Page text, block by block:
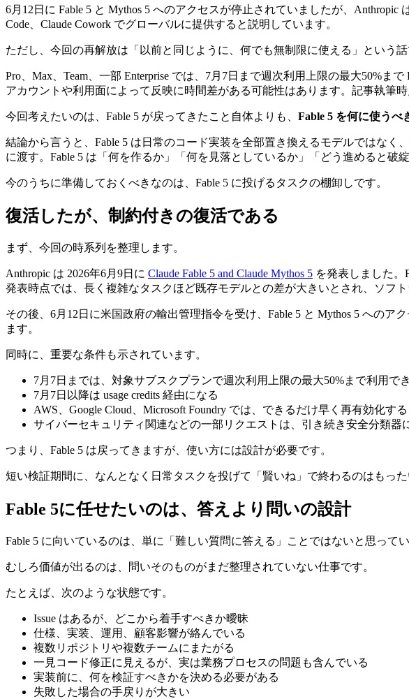
6月12日に Fable 5 と Mythos 5 へのアクセスが停止されていましたが、Anthropic
Code、Claude Cowork でグローバルに提供すると説明しています。
ただし、今回の再解放は「以前と同じように、何でも無制限に使える」という話
Pro、Max、Team、一部 Enterprise では、7月7日まで週次利用上限の最大50%ま
アカウントや利用面によって反映に時間差がある可能性はあります。記事執筆
今回考えたいのは、Fable 5 が戻ってきたこと自体よりも、 Fable 5 を何に使うべ
結論から言うと、Fable 5 は日常のコード実装を全部置き換えるモデルではな
に渡す。Fable 5 は「何を作るか」「何を見落としているか」「どう進めると破
今のうちに準備しておくべきなのは、Fable 5 に投げるタスクの棚卸しです。
復活したが、制約付きの復活である
まず、今回の時系列を整理します。
Anthropic は 2026年6月9日に Claude Fable 5 and Claude Mythos 5 を発表しました。
発表時点では、長く複雑なタスクほど既存モデルとの差が大きいとされ、ソフ
その後、6月12日に米国政府の輸出管理指令を受け、Fable 5 と Mythos 5 への
ます。
同時に、重要な条件も示されています。
7月7日までは、対象サブスクプランで週次利用上限の最大50%まで利用で
7月7日以降は usage credits 経由になる
AWS、Google Cloud、Microsoft Foundry では、できるだけ早く再有効化す
サイバーセキュリティ関連などの一部リクエストは、引き続き安全分類器
つまり、Fable 5 は戻ってきますが、使い方には設計が必要です。
短い検証期間に、なんとなく日常タスクを投げて「賢いね」で終わるのはもっ
Fable 5に任せたいのは、答えより問いの設計
Fable 5 に向いているのは、単に「難しい質問に答える」ことではないと思ってい
むしろ価値が出るのは、問いそのものがまだ整理されていない仕事です。
たとえば、次のような状態です。
Issue はあるが、どこから着手すべきか曖昧
仕様、実装、運用、顧客影響が絡んでいる
複数リポジトリや複数チームにまたがる
一見コード修正に見えるが、実は業務プロセスの問題も含んでいる
実装前に、何を検証すべきかを決める必要がある
失敗した場合の手戻りが大きい